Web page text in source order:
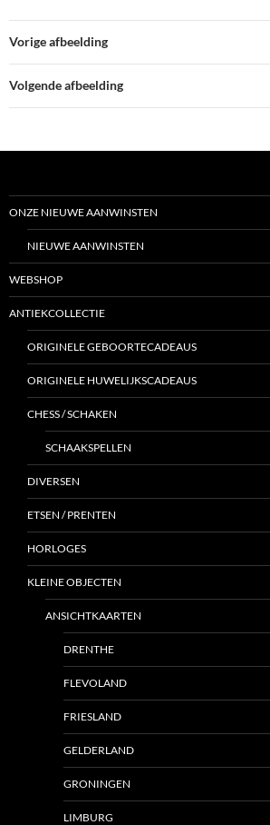
Vorige afbeelding
Volgende afbeelding
ONZE NIEUWE AANWINSTEN
NIEUWE AANWINSTEN
WEBSHOP
ANTIEKCOLLECTIE
ORIGINELE GEBOORTECADEAUS
ORIGINELE HUWELIJKSCADEAUS
CHESS / SCHAKEN
SCHAAKSPELLEN
DIVERSEN
ETSEN / PRENTEN
HORLOGES
KLEINE OBJECTEN
ANSICHTKAARTEN
DRENTHE
FLEVOLAND
FRIESLAND
GELDERLAND
GRONINGEN
LIMBURG